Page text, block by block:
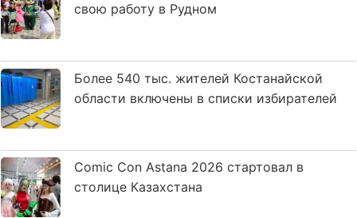
свою работу в Рудном
Более 540 тыс. жителей Костанайской
области включены в списки избирателей
Comic Con Astana 2026 стартовал в
столице Казахстана